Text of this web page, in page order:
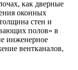
как дверные
оконных
стен и
полов» в
инженерное
вентканалов,